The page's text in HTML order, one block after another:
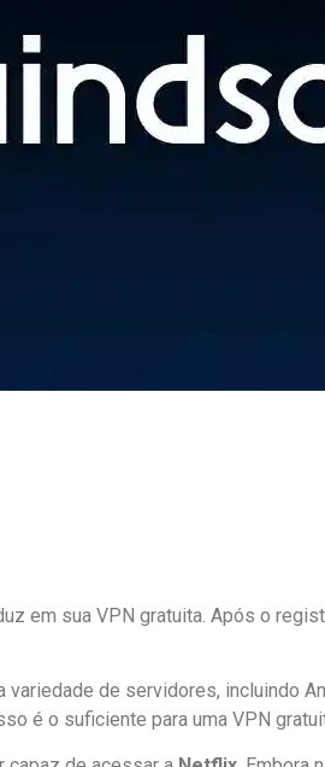
em sua VPN gratuita. Após o
de servidores, incluindo
é o suficiente para uma VPN